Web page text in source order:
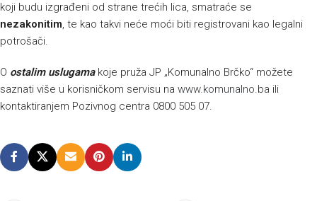
koji budu izgrađeni od strane trećih lica, smatraće se
nezakonitim, te kao takvi neće moći biti registrovani kao legalni
potrošači.
O ostalim uslugamakoje pruža JP „Komunalno Brčko“ možete
saznati više u korisničkom servisu na www.komunalno.ba ili
kontaktiranjem Pozivnog centra 0800 505 07.